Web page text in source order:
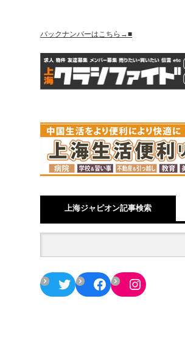
バックナンバーはこちら→■
上海ジャピオン記事検索
TwitterFacebookInstagram